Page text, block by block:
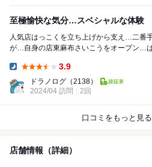
至極愉快な気分…スベシャルな体験
人気店はっこくを立ち上げから支え…二番
が…自身の店東麻布さいこうをオープン…
3.9
ドラノログ （2138）
2024/04 訪問
2回
口コミをもっと見る
店舗情報（詳細）